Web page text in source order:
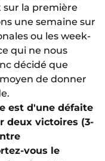
sur la première
une semaine sur
ou les week-
qui ne nous
décidé que
de donner
est d'une défaite
deux victoires (3-
vous le